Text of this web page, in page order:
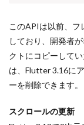
このAPIは以前、フ
しており、開発者
クトにコピーして
は、Flutter 3.16に
ーを削除できます。
スクロールの更新